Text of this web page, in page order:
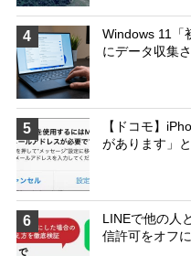
4
Windows 11「
にデータ収集
5
【ドコモ】
があります」
6
LINEで他の人
信許可をオフ